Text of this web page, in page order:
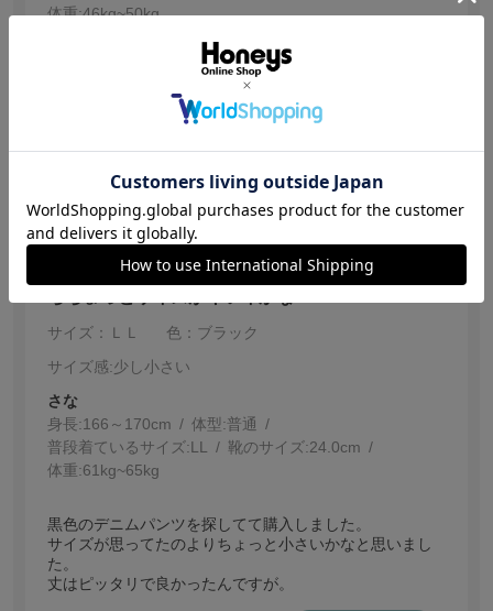
体重:46kg~50kg
スキニーが好きで前回色違いのネイビーを初めて購入し
たところ履き心地とラインがとてもキレイで気に入った
参考になった 1
サイズ：ＬＬ
色：ブラック
サイズ感:少し小さい
さな
身長:166～170cm 体型:普通
普段着ているサイズ:LL 靴のサイズ:24.0cm
体重:61kg~65kg
黒色のデニムパンツを探してて購入しました。
サイズが思ってたのよりちょっと小さいかなと思いまし
た。
丈はピッタリで良かったんですが。